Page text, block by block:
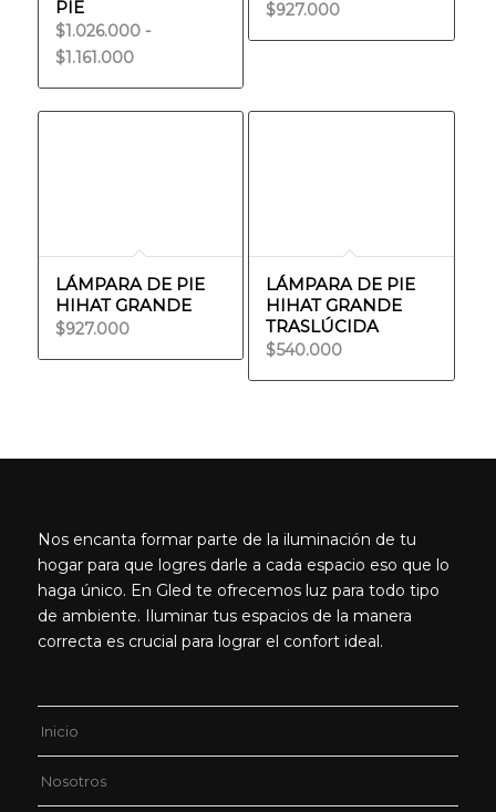
PIE
$1.026.000 -
$1.161.000Rango
de
precios:
$927.000
LÁMPARA DE PIE
HIHAT GRANDE
$927.000
LÁMPARA DE PIE
HIHAT GRANDE
TRASLÚCIDA
$540.000
Nos encanta formar parte de la iluminación de tu
hogar para que logres darle a cada espacio eso que lo
haga único. En Gled te ofrecemos luz para todo tipo
de ambiente. Iluminar tus espacios de la manera
correcta es crucial para lograr el confort ideal.
Inicio
Nosotros